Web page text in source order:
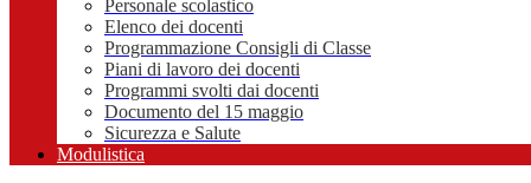
Personale scolastico
Elenco dei docenti
Programmazione Consigli di Classe
Piani di lavoro dei docenti
Programmi svolti dai docenti
Documento del 15 maggio
Sicurezza e Salute
Modulistica